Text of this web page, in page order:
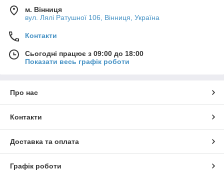
м. Вінниця
вул. Лялі Ратушної 106, Вінниця, Україна
Контакти
Сьогодні працює з 09:00 до 18:00
Показати весь графік роботи
Про нас
Контакти
Доставка та оплата
Графік роботи